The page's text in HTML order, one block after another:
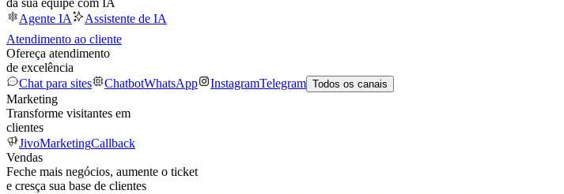
da sua equipe com IA
Agente IA
Assistente de IA
Atendimento ao cliente
Ofereça atendimento
de excelência
Chat para sites
ChatbotWhatsApp InstagramTelegram Todos os canais
Marketing
Transforme visitantes em
clientes
JivoMarketingCallback
Vendas
Feche mais negócios, aumente o ticket
e cresça sua base de clientes